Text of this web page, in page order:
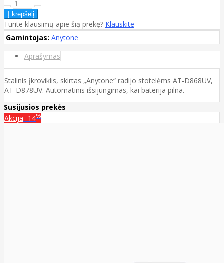
Turite klausimų apie šią prekę? Klauskite
Gamintojas: Anytone
Aprašymas
Stalinis įkroviklis, skirtas „Anytone“ radijo stotelėms AT-D868UV,
AT-D878UV. Automatinis išsijungimas, kai baterija pilna.
Susijusios prekės
Akcija -14%